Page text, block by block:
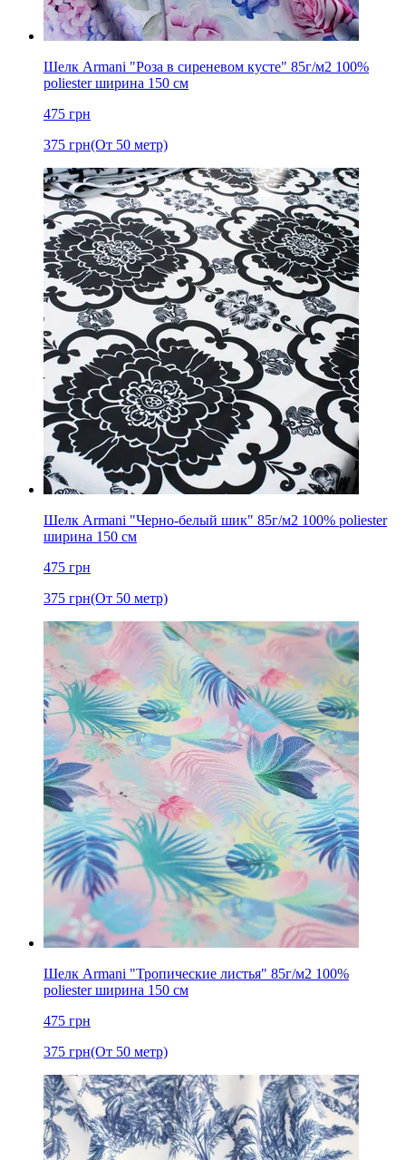
Шелк Armani "Роза в сиреневом кусте" 85г/м2 100%
poliester ширина 150 см
475 грн
375 грн(От 50 метр)
Шелк Armani "Черно-белый шик" 85г/м2 100% poliester
ширина 150 см
475 грн
375 грн(От 50 метр)
Шелк Armani "Тропические листья" 85г/м2 100%
poliester ширина 150 см
475 грн
375 грн(От 50 метр)